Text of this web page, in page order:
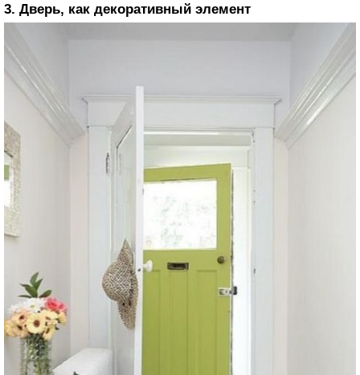
3. Дверь, как декоративный элемент